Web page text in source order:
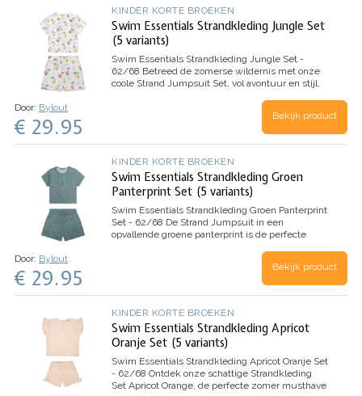
KINDER KORTE BROEKEN
Swim Essentials Strandkleding Jungle Set
(5 variants)
Swim Essentials Strandkleding Jungle Set -
62/68 Betreed de zomerse wildernis met onze
coole Strand Jumpsuit Set, vol avontuur en stijl.
giraffen ziet er niet alleen geweldig uit. Het zorgt
Door: Bylout
€ 29.95 Bekijk product
KINDER KORTE BROEKEN
Swim Essentials Strandkleding Groen
Panterprint Set (5 variants)
Swim Essentials Strandkleding Groen Panterprint
Set - 62/68 De Strand Jumpsuit in een
opvallende groene panterprint is de perfecte
stijl genieten van zomerse dagen. Deze set
Door: Bylout
€ 29.95 Bekijk product
KINDER KORTE BROEKEN
Swim Essentials Strandkleding Apricot
Oranje Set (5 variants)
Swim Essentials Strandkleding Apricot Oranje Set
- 62/68 Ontdek onze schattige Strandkleding
Set Apricot Orange, de perfecte zomer musthave